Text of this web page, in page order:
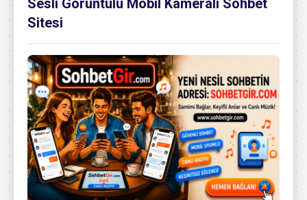
Sesli Görüntülü Mobil Kameralı Sohbet
Sitesi